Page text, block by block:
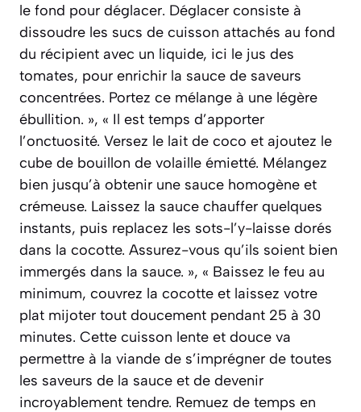
le fond pour déglacer. Déglacer consiste à
dissoudre les sucs de cuisson attachés au fond
du récipient avec un liquide, ici le jus des
tomates, pour enrichir la sauce de saveurs
concentrées. Portez ce mélange à une légère
ébullition. », « Il est temps d’apporter
l’onctuosité. Versez le lait de coco et ajoutez le
cube de bouillon de volaille émietté. Mélangez
bien jusqu’à obtenir une sauce homogène et
crémeuse. Laissez la sauce chauffer quelques
instants, puis replacez les sots-l’y-laisse dorés
dans la cocotte. Assurez-vous qu’ils soient bien
immergés dans la sauce. », « Baissez le feu au
minimum, couvrez la cocotte et laissez votre
plat mijoter tout doucement pendant 25 à 30
minutes. Cette cuisson lente et douce va
permettre à la viande de s’imprégner de toutes
les saveurs de la sauce et de devenir
incroyablement tendre. Remuez de temps en